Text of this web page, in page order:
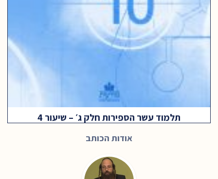
תלמוד עשר הספירות חלק ג׳ – שיעור 4
אודות הכותב